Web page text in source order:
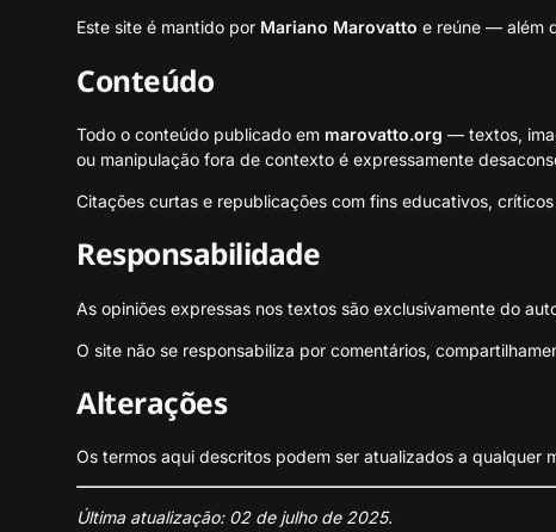
Este site é mantido por Mariano Marovatto e reúne — além
Conteúdo
Todo o conteúdo publicado em marovatto.org — textos,
ou manipulação fora de contexto é expressamente
Citações curtas e republicações com fins educativos,
Responsabilidade
As opiniões expressas nos textos são exclusivamente do
O site não se responsabiliza por comentários,
Alterações
Os termos aqui descritos podem ser atualizados a qualquer
Última atualização: 02 de julho de 2025.